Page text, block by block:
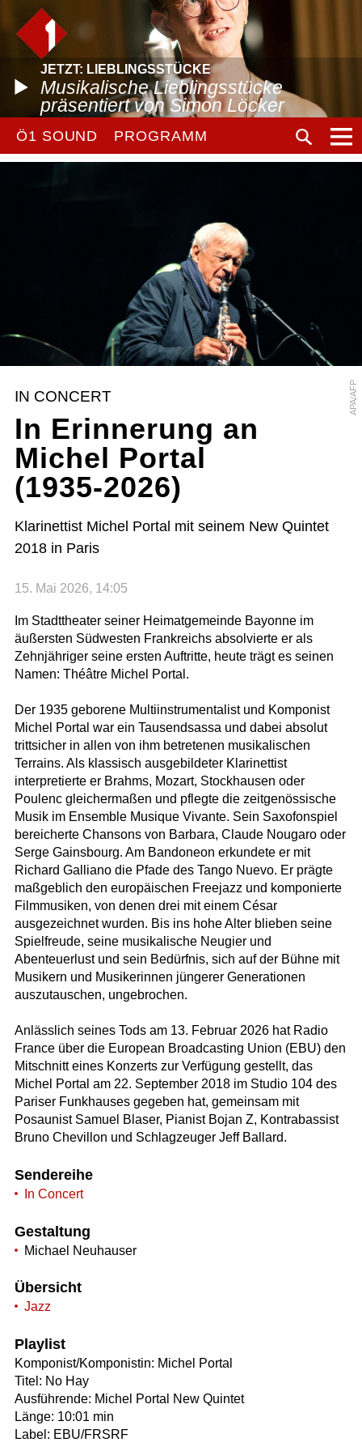
JETZT: LIEBLINGSSTÜCKE
Musikalische Lieblingsstücke
präsentiert von Simon Löcker
Ö1 SOUND PROGRAMM
APA/AFP
IN CONCERT
In Erinnerung an
Michel Portal
(1935-2026)
Klarinettist Michel Portal mit seinem New Quintet
2018 in Paris
15. Mai 2026, 14:05
Im Stadttheater seiner Heimatgemeinde Bayonne im
äußersten Südwesten Frankreichs absolvierte er als
Zehnjähriger seine ersten Auftritte, heute trägt es seinen
Namen: Théâtre Michel Portal.
Der 1935 geborene Multiinstrumentalist und Komponist
Michel Portal war ein Tausendsassa und dabei absolut
trittsicher in allen von ihm betretenen musikalischen
Terrains. Als klassisch ausgebildeter Klarinettist
interpretierte er Brahms, Mozart, Stockhausen oder
Poulenc gleichermaßen und pflegte die zeitgenössische
Musik im Ensemble Musique Vivante. Sein Saxofonspiel
bereicherte Chansons von Barbara, Claude Nougaro oder
Serge Gainsbourg. Am Bandoneon erkundete er mit
Richard Galliano die Pfade des Tango Nuevo. Er prägte
maßgeblich den europäischen Freejazz und komponierte
Filmmusiken, von denen drei mit einem César
ausgezeichnet wurden. Bis ins hohe Alter blieben seine
Spielfreude, seine musikalische Neugier und
Abenteuerlust und sein Bedürfnis, sich auf der Bühne mit
Musikern und Musikerinnen jüngerer Generationen
auszutauschen, ungebrochen.
Anlässlich seines Tods am 13. Februar 2026 hat Radio
France über die European Broadcasting Union (EBU) den
Mitschnitt eines Konzerts zur Verfügung gestellt, das
Michel Portal am 22. September 2018 im Studio 104 des
Pariser Funkhauses gegeben hat, gemeinsam mit
Posaunist Samuel Blaser, Pianist Bojan Z, Kontrabassist
Bruno Chevillon und Schlagzeuger Jeff Ballard.
Sendereihe
In Concert
Gestaltung
Michael Neuhauser
Übersicht
Jazz
Playlist
Komponist/Komponistin: Michel Portal
Titel: No Hay
Ausführende: Michel Portal New Quintet
Länge: 10:01 min
Label: EBU/FRSRF